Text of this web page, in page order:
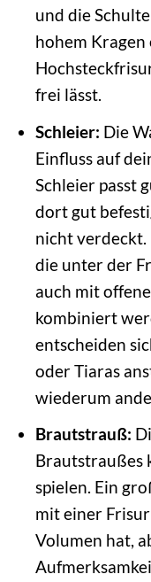
und die
hohem Kragen
frei lässt.
Schleier: Die
Einfluss auf
Schleier passt
dort gut
nicht verdeckt.
die unter der
auch mit
kombiniert
entscheiden
oder Tiaras
wiederum
Brautstrauß:
Brautstraußes
spielen. Ein
mit einer
Volumen hat,